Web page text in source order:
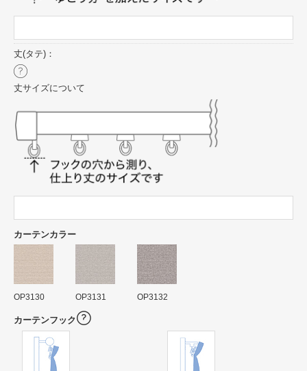
丈(タテ)：
丈サイズについて
カーテンカラー
OP3130 OP3131 OP3132
カーテンフック